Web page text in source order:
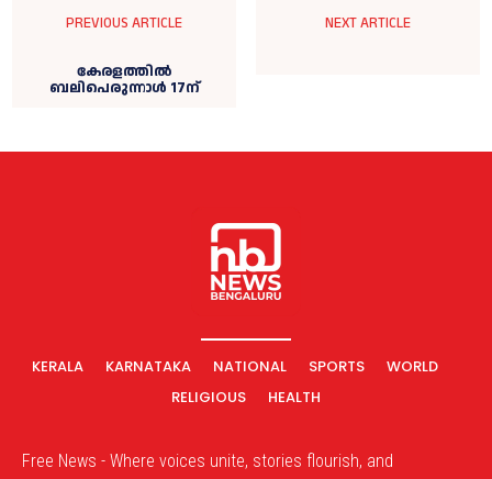
PREVIOUS ARTICLE
കേരളത്തിൽ
ബലിപെരുന്നാൾ 17ന്
NEXT ARTICLE
KERALA KARNATAKA NATIONAL SPORTS
WORLD
RELIGIOUS
HEALTH
Free News - Where voices unite, stories flourish, and